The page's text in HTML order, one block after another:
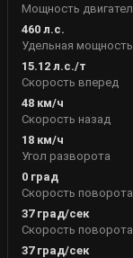
Мощность
460л.с.
Удельная мощность
15.12л.с./т
Скорость вперед
48км/ч
Скорость назад
18км/ч
Угол разворота
0град
Скорость
37град/сек
Скорость
37град/сек